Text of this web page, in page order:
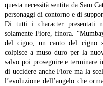
questa necessità sentita da Sam
personaggi di contorno e di
Di tutti i character presentati
solamente Fiore, finora.
del cigno, un canto del cigno
colpisce a muso duro per la
salvo poi proseguire e terminare
di uccidere anche Fiore ma la
l’evoluzione dell’angelo che